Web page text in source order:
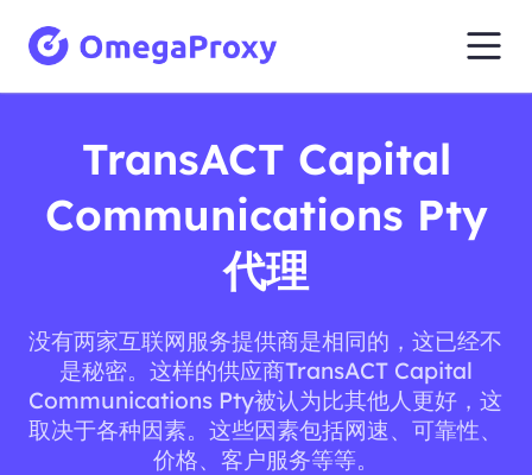
TransACT Capital
Communications Pty
代理
没有两家互联网服务提供商是相同的，这已经不
是秘密。这样的供应商TransACT Capital
Communications Pty被认为比其他人更好，这
取决于各种因素。这些因素包括网速、可靠性、
价格、客户服务等等。